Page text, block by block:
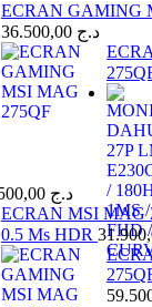
ECRAN GAMING
د.ج
د.ج
ECRAN MSI MAG
0.5 Ms HDR